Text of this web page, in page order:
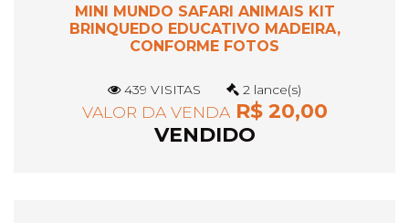
MINI MUNDO SAFARI ANIMAIS KIT
BRINQUEDO EDUCATIVO MADEIRA,
CONFORME FOTOS
439 VISITAS 2 lance(s)
VALOR DA VENDAR$ 20,00
VENDIDO